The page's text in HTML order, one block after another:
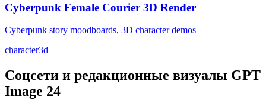
Cyberpunk Female Courier 3D Render
Cyberpunk story moodboards, 3D character demos
character3d
Соцсети и редакционные визуалы GPT
Image 24